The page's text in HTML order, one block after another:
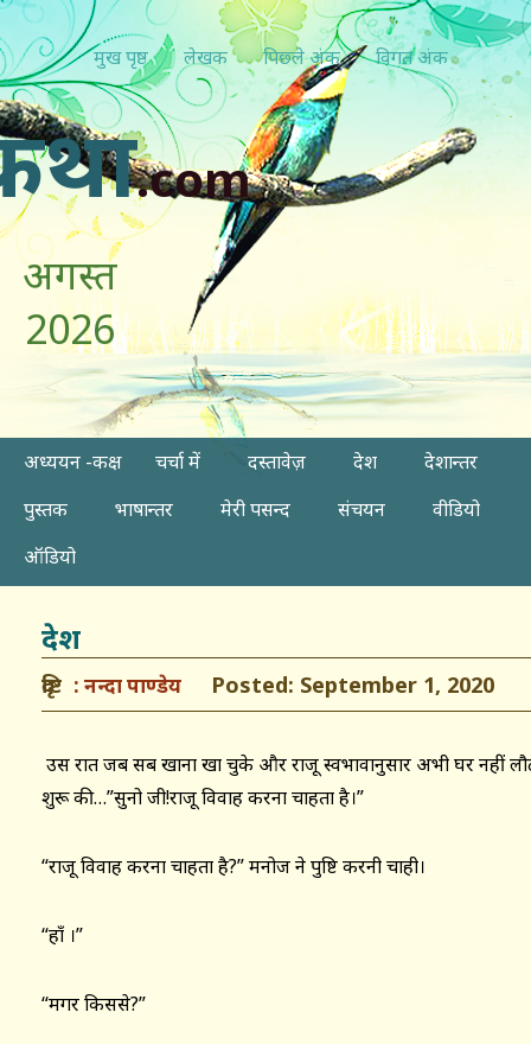
मुख पृष्ठ लेखक पिछ्ले अंक विगत अंक
.com
अगस्त
2026
अध्ययन -कक्ष चर्चा में दस्तावेज़ देश
देशान्तर
पुस्तक
भाषान्तर मेरी पसन्द संचयन
वीडियो
ऑडियो
देश
दृष्टि नन्दा पाण्डेय Posted: September 1, 2020
उस रात जब सब खाना खा चुके और राजू स्वभावानुसार अभी घर नहीं
शुरू की…”सुनो जी!राजू विवाह करना चाहता है।”
“राजू विवाह करना चाहता है?” मनोज ने पुष्टि करनी चाही।
“हाँ ।”
“मगर किससे?”